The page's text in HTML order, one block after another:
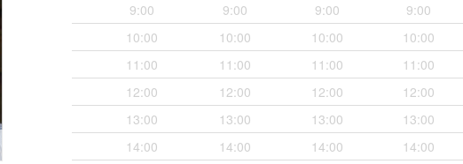
9:00
9:00 9:00 9:00
10:00
10:00 10:00 10:00
11:00
11:00 11:00 11:00
12:00
12:00 12:00 12:00
13:00
13:00 13:00 13:00
14:00
14:00 14:00 14:00